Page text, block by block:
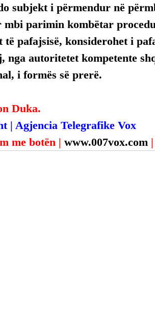
subjekt i përmendur në
mbi parimin kombëtar
pafajsisë, konsiderohet i
autoritetet kompetente
i formës së prerë.
Duka.
| Agjencia Telegrafike Vox
me botën | www.007vox.com